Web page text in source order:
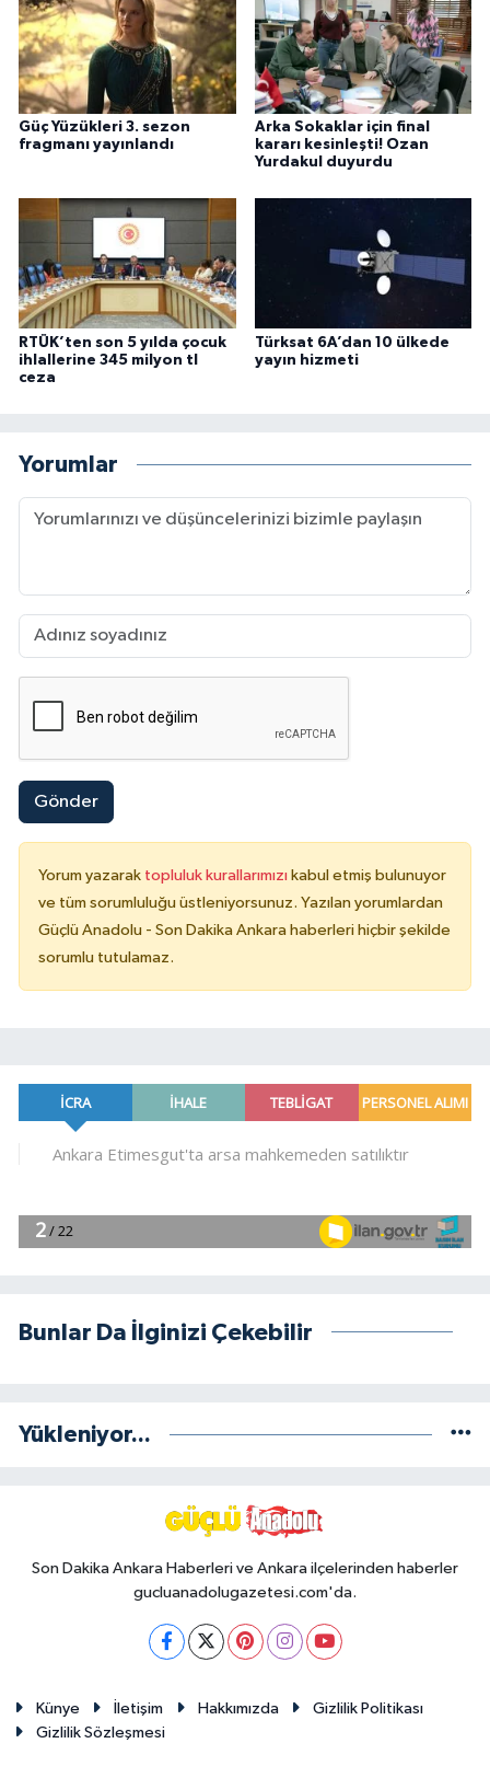
Güç Yüzükleri 3. sezon
fragmanı yayınlandı
Arka Sokaklar için final
kararı kesinleşti! Ozan
Yurdakul duyurdu
RTÜK’ten son 5 yılda çocuk
ihlallerine 345 milyon tl
ceza
Türksat 6A’dan 10 ülkede
yayın hizmeti
Yorumlar
Gönder
Yorum yazarak topluluk kurallarımızı kabul etmiş bulunuyor
ve tüm sorumluluğu üstleniyorsunuz. Yazılan yorumlardan
Güçlü Anadolu - Son Dakika Ankara haberleri hiçbir şekilde
sorumlu tutulamaz.
Bunlar Da İlginizi Çekebilir
Yükleniyor...
Son Dakika Ankara Haberleri ve Ankara ilçelerinden haberler
gucluanadolugazetesi.com'da.
Künye İletişim Hakkımızda
Gizlilik Politikası
Gizlilik Sözleşmesi